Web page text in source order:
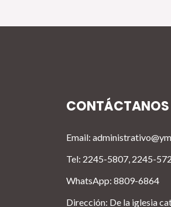
CONTÁCTANOS
Email:
Tel: 2245-5807, 2245-
WhatsApp: 8809-6864
Dirección: De la iglesia